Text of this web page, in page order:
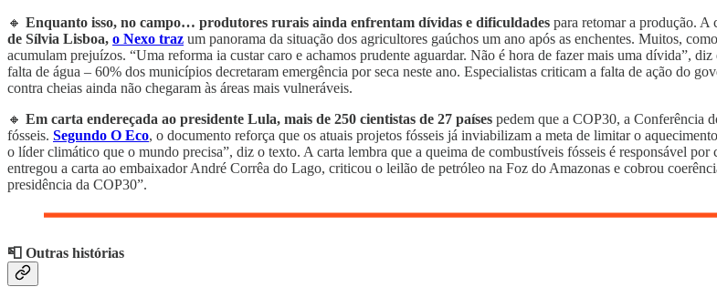
🔸 Enquanto isso, no campo… produtores rurais ainda enfrentam dívidas e dificuldades para retomar a produção. A
de Sílvia Lisboa, o Nexo traz um panorama da situação dos agricultores gaúchos um ano após as enchentes. Muitos,
acumulam prejuízos. “Uma reforma ia custar caro e achamos prudente aguardar. Não é hora de fazer mais uma dívida”,
falta de água – 60% dos municípios decretaram emergência por seca neste ano. Especialistas criticam a falta de ação do
contra cheias ainda não chegaram às áreas mais vulneráveis.
🔸 Em carta endereçada ao presidente Lula, mais de 250 cientistas de 27 países pedem que a COP30, a Conferência
fósseis. Segundo O Eco, o documento reforça que os atuais projetos fósseis já inviabilizam a meta de limitar o
o líder climático que o mundo precisa”, diz o texto. A carta lembra que a queima de combustíveis fósseis é responsável
entregou a carta ao embaixador André Corrêa do Lago, criticou o leilão de petróleo na Foz do Amazonas e cobrou
presidência da COP30”.
📮 Outras histórias